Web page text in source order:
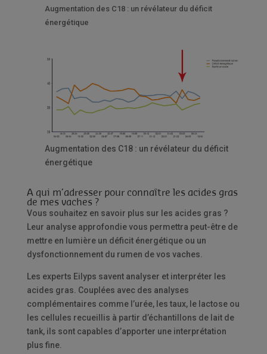
Augmentation des C18 : un révélateur du déficit
énergétique
Augmentation des C18 : un révélateur du déficit
énergétique
A qui m’adresser pour connaître les acides gras
de mes vaches ?
Vous souhaitez en savoir plus sur les acides gras ?
Leur analyse approfondie vous permettra peut-être de
mettre en lumière un déficit énergétique ou un
dysfonctionnement du rumen de vos vaches.
Les experts Eilyps savent analyser et interpréter les
acides gras. Couplées avec des analyses
complémentaires comme l’urée, les taux, le lactose ou
les cellules recueillis à partir d’échantillons de lait de
tank, ils sont capables d’apporter une interprétation
plus fine.